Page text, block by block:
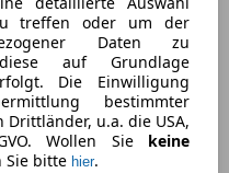
treffen oder um der
Daten zu
auf Grundlage
Die Einwilligung
bestimmter
u.a. die USA,
Wollen Sie keine
Sie bitte hier.